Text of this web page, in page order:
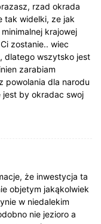
rzad okrada
tak widelki, ze jak
krajowej
zostanie.. wiec
dlatego wszytsko jest
zarabiam
powolania dla narodu
jest by okradac swoj
że inwestycja ta
objetym jakąkolwiek
w niedalekim
nie jezioro a